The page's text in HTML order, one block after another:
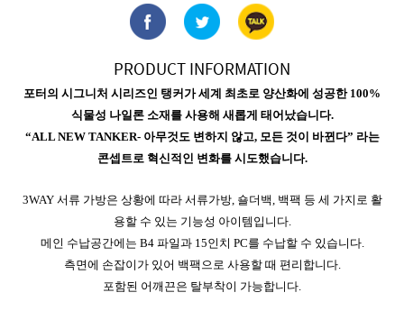
PRODUCT INFORMATION
포터의 시그니처 시리즈인 탱커가 세계 최초로 양산화에 성공한 100%
식물성 나일론 소재를 사용해 새롭게 태어났습니다.
“ALL NEW TANKER- 아무것도 변하지 않고, 모든 것이 바뀐다” 라는
콘셉트로 혁신적인 변화를 시도했습니다.
3WAY 서류 가방은 상황에 따라 서류가방, 숄더백, 백팩 등 세 가지로 활
용할 수 있는 기능성 아이템입니다.
메인 수납공간에는 B4 파일과 15인치 PC를 수납할 수 있습니다.
측면에 손잡이가 있어 백팩으로 사용할 때 편리합니다.
포함된 어깨끈은 탈부착이 가능합니다.